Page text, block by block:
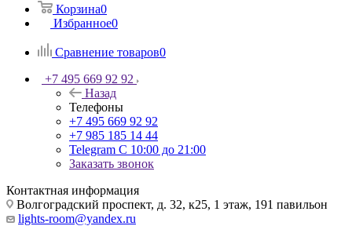
Корзина0
Избранное0
Сравнение товаров0
+7 495 669 92 92
Назад
Телефоны
+7 495 669 92 92
+7 985 185 14 44
Telegram С 10:00 до 21:00
Заказать звонок
Контактная информация
Волгоградский проспект, д. 32, к25, 1 этаж, 191 павильон
lights-room@yandex.ru